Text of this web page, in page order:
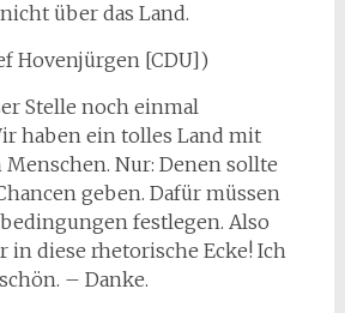
über das Land.
Hovenjürgen [CDU])
Stelle noch einmal
haben ein tolles Land mit
Nur: Denen sollte
geben. Dafür müssen
festlegen. Also
diese rhetorische Ecke! Ich
– Danke.